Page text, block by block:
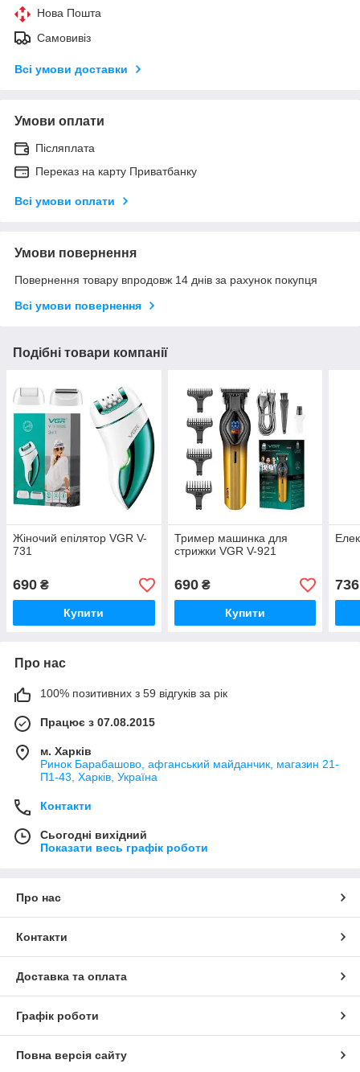
Нова Пошта
Самовивіз
Всі умови доставки
Умови оплати
Післяплата
Переказ на карту Приватбанку
Всі умови оплати
Умови повернення
Повернення товару впродовж 14 днів за рахунок покупця
Всі умови повернення
Подібні товари компанії
Жіночий епілятор VGR V-
731
690 ₴
Купити
Тример машинка для
стрижки VGR V-921
690₴
Купити
736
Про нас
100% позитивних з 59 відгуків за рік
Працює з 07.08.2015
м. Харків
Ринок Барабашово, афганський майданчик, магазин 21-
П1-43, Харків, Україна
Контакти
Сьогодні вихідний
Показати весь графік роботи
Про нас
Контакти
Доставка та оплата
Графік роботи
Повна версія сайту